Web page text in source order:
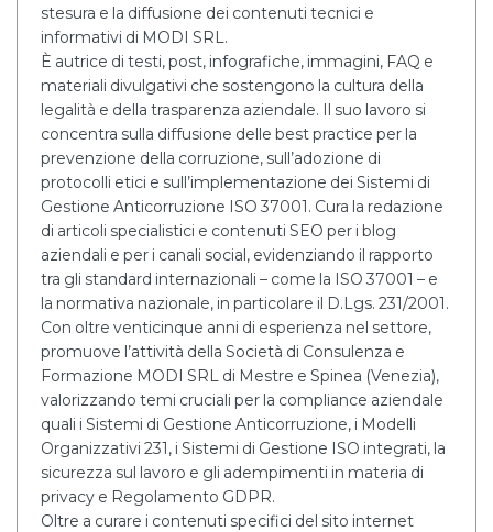
stesura e la diffusione dei contenuti tecnici e
informativi di MODI SRL.
È autrice di testi, post, infografiche, immagini, FAQ e
materiali divulgativi che sostengono la cultura della
legalità e della trasparenza aziendale. Il suo lavoro si
concentra sulla diffusione delle best practice per la
prevenzione della corruzione, sull’adozione di
protocolli etici e sull’implementazione dei Sistemi di
Gestione Anticorruzione ISO 37001. Cura la redazione
di articoli specialistici e contenuti SEO per i blog
aziendali e per i canali social, evidenziando il rapporto
tra gli standard internazionali – come la ISO 37001 – e
la normativa nazionale, in particolare il D.Lgs. 231/2001.
Con oltre venticinque anni di esperienza nel settore,
promuove l’attività della Società di Consulenza e
Formazione MODI SRL di Mestre e Spinea (Venezia),
valorizzando temi cruciali per la compliance aziendale
quali i Sistemi di Gestione Anticorruzione, i Modelli
Organizzativi 231, i Sistemi di Gestione ISO integrati, la
sicurezza sul lavoro e gli adempimenti in materia di
privacy e Regolamento GDPR.
Oltre a curare i contenuti specifici del sito internet